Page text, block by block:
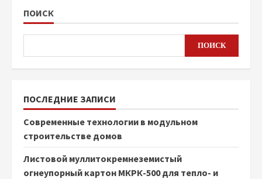
ПОИСК
ПОИСК
ПОСЛЕДНИЕ ЗАПИСИ
Современные технологии в модульном
строительстве домов
Листовой муллитокремнеземистый
огнеупорный картон МКРК-500 для тепло- и